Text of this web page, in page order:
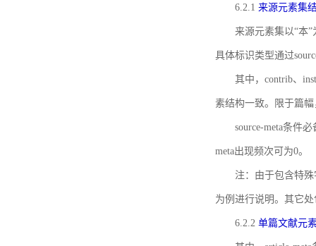
6.2.1 来源元素集
来源元素集以“本
具体标识类型通过
其中，contrib、
素结构一致。限于篇
source-meta条件
meta出现频次可为0。
注：由于包含特殊
为例进行说明。其它
6.2.2 单篇文献元